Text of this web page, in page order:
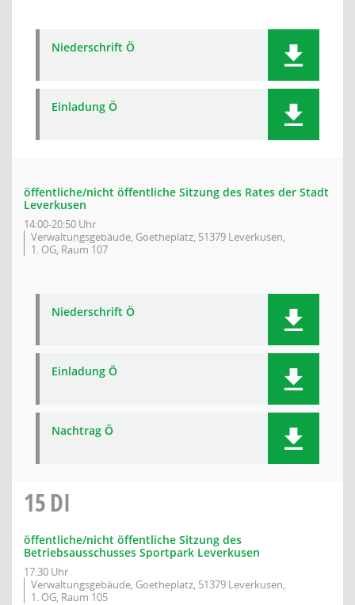
Niederschrift Ö
Einladung Ö
öffentliche/nicht öffentliche Sitzung des Rates der Stadt
Leverkusen
14:00-20:50 Uhr
Verwaltungsgebäude, Goetheplatz, 51379 Leverkusen,
1. OG, Raum 107
Niederschrift Ö
Einladung Ö
Nachtrag Ö
15DI
öffentliche/nicht öffentliche Sitzung des
Betriebsausschusses Sportpark Leverkusen
17:30 Uhr
Verwaltungsgebäude, Goetheplatz, 51379 Leverkusen,
1. OG, Raum 105